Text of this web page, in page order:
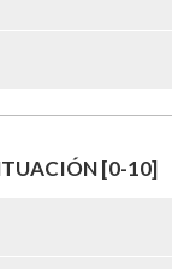
[0-10]